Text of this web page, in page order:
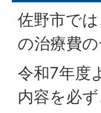
佐野市で
の治療費
令和7年度
内容を必